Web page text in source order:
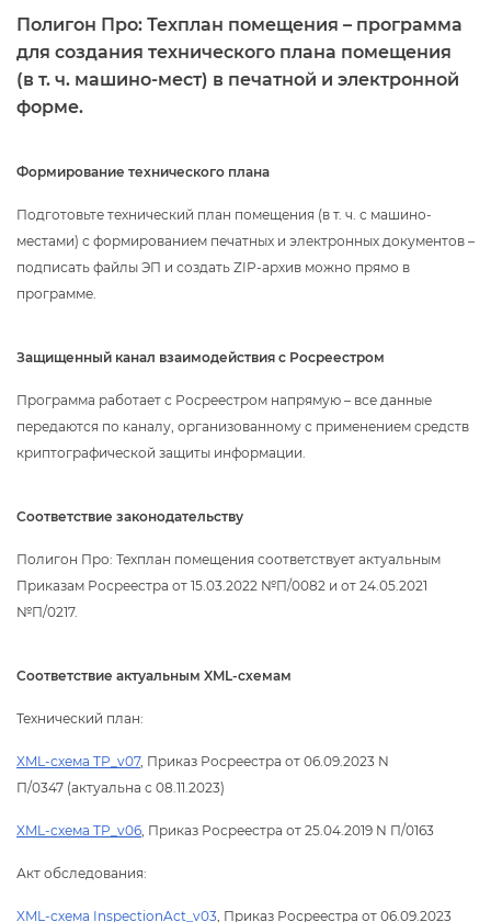
Полигон Про: Техплан помещения – программа
для создания технического плана помещения
(в т. ч. машино-мест) в печатной и электронной
форме.
Формирование технического плана
Подготовьте технический план помещения (в т. ч. с машино-
местами) с формированием печатных и электронных документов –
подписать файлы ЭП и создать ZIP-архив можно прямо
программе.
Защищенный канал взаимодействия с Росреестром
Программа работает с Росреестром напрямую – все данные
передаются по каналу, организованному с применением средст
криптографической защиты информации.
Соответствие законодательству
Полигон Про: Техплан помещения соответствует актуальным
Приказам Росреестра от 15.03.2022 №П/0082 и от 24.05.2021
№П/0217.
Соответствие актуальным XML-схемам
Технический план:
XML-схема TP_v07, Приказ Росреестра от 06.09.2023 N
П/0347 (актуальна с 08.11.2023)
XML-схема TP_v06, Приказ Росреестра от 25.04.2019 N П/0163
Акт обследования:
XML-схема InspectionAct_v03, Приказ Росреестра от 06.09.2023